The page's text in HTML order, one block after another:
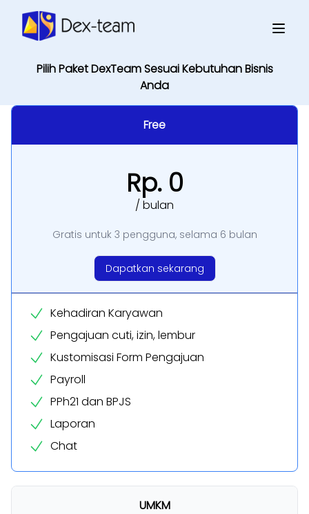
HARGA
Pilih Paket DexTeam Sesuai Kebutuhan Bisnis
Anda
Free
Rp. 0
/ bulan
Gratis untuk 3 pengguna, selama 6 bulan
Dapatkan sekarang
Kehadiran Karyawan
Pengajuan cuti, izin, lembur
Kustomisasi Form Pengajuan
Payroll
PPh21 dan BPJS
Laporan
Chat
UMKM